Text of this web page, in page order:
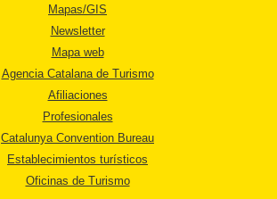
Mapas/GIS
Newsletter
Mapa web
Agencia Catalana de Turismo
Afiliaciones
Profesionales
Catalunya Convention Bureau
Establecimientos turísticos
Oficinas de Turismo